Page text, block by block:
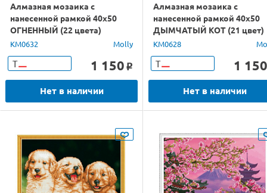
Алмазная мозаика с
нанесенной рамкой 40х50
ОГНЕННЫЙ (22 цвета)
KM0632 Molly
Т 1 150 o
Нет в наличии
Алмазная мозаика с
нанесенной рамкой 40х50
ДЫМЧАТЫЙ КОТ (21 цвет)
KM0628
Т 1 150
Нет в наличии